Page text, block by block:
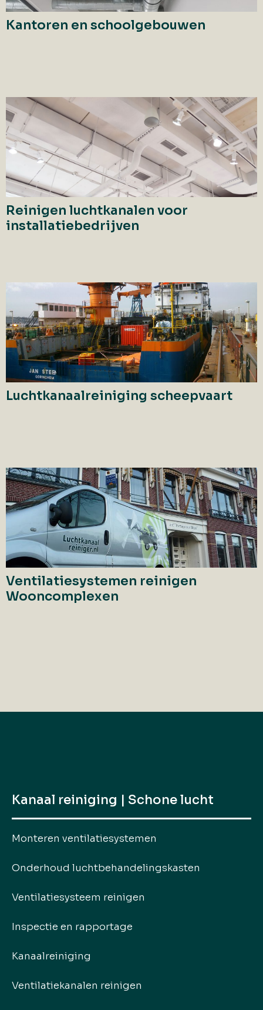
Kantoren en schoolgebouwen
Reinigen luchtkanalen voor
installatiebedrijven
Luchtkanaalreiniging scheepvaart
Ventilatiesystemen reinigen
Wooncomplexen
Kanaal reiniging | Schone lucht
Monteren ventilatiesystemen
Onderhoud luchtbehandelingskasten
Ventilatiesysteem reinigen
Inspectie en rapportage
Kanaalreiniging
Ventilatiekanalen reinigen